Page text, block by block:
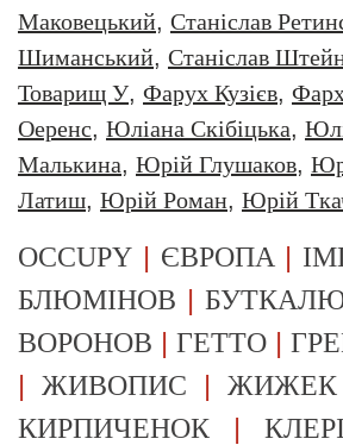
Маковецький, Станіслав
Шиманський, Станіслав
Товарищ У, Фарух Кузієв,
Оеренс, Юліана Скібіцька,
Малькина, Юрiй Глушаков,
Латиш, Юрій Роман, Юрій
OCCUPY | ЄВРОПА |
БЛЮМІНОВ |
ВОРОНОВ |ГЕТТО |
|ЖИВОПИС |ЖИЖЕК
КИРПИЧЕНОК |